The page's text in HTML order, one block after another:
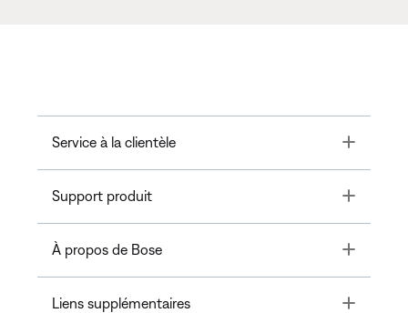
Service à la clientèle Toggle
Support produit Toggle
À propos de Bose Toggle
Liens supplémentaires Toggle